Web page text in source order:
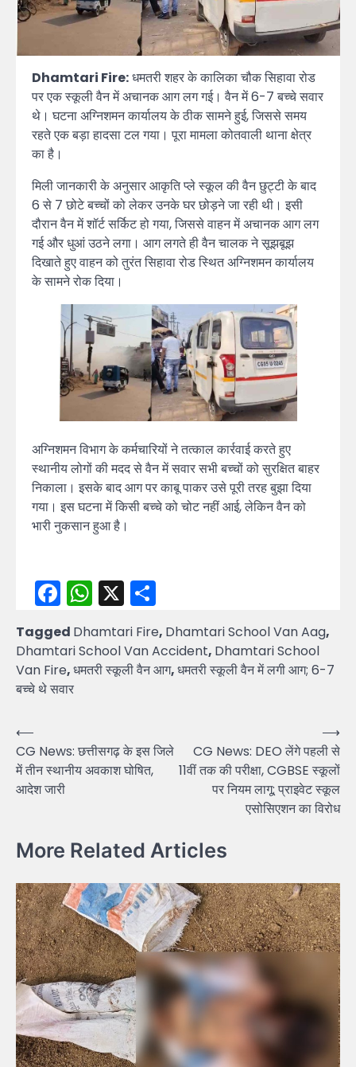
Dhamtari Fire:धमतरी शहर के कालिका चौक सिहावा रोड
पर एक स्कूली वैन में अचानक आग लग गई। वैन में 6-7 बच्चे सवार
थे। घटना अग्निशमन कार्यालय के ठीक सामने हुई, जिससे समय
रहते एक बड़ा हादसा टल गया। पूरा मामला कोतवाली थाना क्षेत्र
का है।
मिली जानकारी के अनुसार आकृति प्ले स्कूल की वैन छुट्टी के बाद
6 से 7 छोटे बच्चों को लेकर उनके घर छोड़ने जा रही थी। इसी
दौरान वैन में शॉर्ट सर्किट हो गया, जिससे वाहन में अचानक आग लग
गई और धुआं उठने लगा। आग लगते ही वैन चालक ने सूझबूझ
दिखाते हुए वाहन को तुरंत सिहावा रोड स्थित अग्निशमन कार्यालय
के सामने रोक दिया।
अग्निशमन विभाग के कर्मचारियों ने तत्काल कार्रवाई करते हुए
स्थानीय लोगों की मदद से वैन में सवार सभी बच्चों को सुरक्षित बाहर
निकाला। इसके बाद आग पर काबू पाकर उसे पूरी तरह बुझा दिया
गया। इस घटना में किसी बच्चे को चोट नहीं आई, लेकिन वैन को
भारी नुकसान हुआ है।
Facebook
WhatsApp
X
Tagged Dhamtari Fire, Dhamtari School Van Aag,
Dhamtari School Van Accident, Dhamtari School
Van Fire,धमतरी स्कूली वैन आग,धमतरी स्कूली वैन में लगी आग; 6-7
बच्चे थे सवार
Post
navigation
⟵
CG News: छत्तीसगढ़ के इस जिले
में तीन स्थानीय अवकाश घोषित,
आदेश जारी
CG News: DEO लेंगे पहली से
11वीं तक की परीक्षा, CGBSE स्कूलों
पर नियम लागू; प्राइवेट स्कूल
एसोसिएशन का विरोध
⟶
More Related Articles